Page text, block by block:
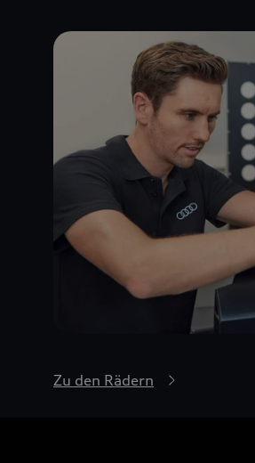
Zu den Rädern